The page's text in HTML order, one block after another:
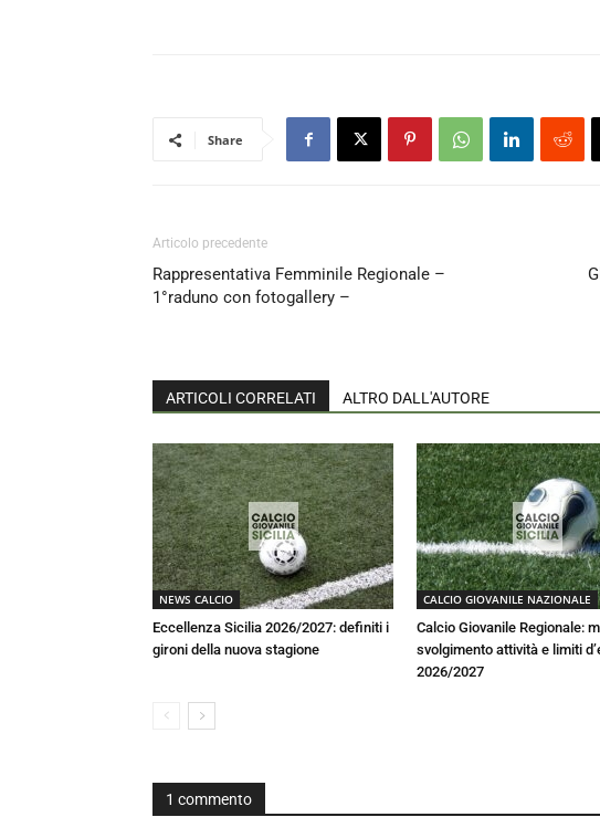
Share
Articolo precedente
Rappresentativa Femminile Regionale –
1°raduno con fotogallery –
ARTICOLI CORRELATI ALTRO DALL'AUTORE
NEWS CALCIO
Eccellenza Sicilia 2026/2027: definiti i
gironi della nuova stagione
CALCIO GIOVANILE NAZIONALE
Calcio Giovanile Regionale:
svolgimento attività e limiti
2026/2027
1 commento